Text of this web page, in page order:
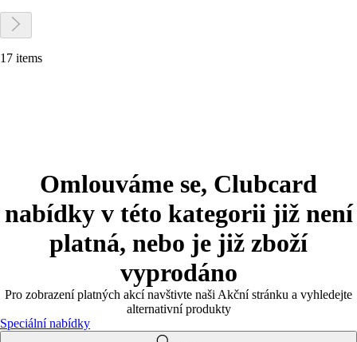
17 items
Omlouváme se, Clubcard
nabídky v této kategorii již není
platná, nebo je již zboží
vyprodáno
Pro zobrazení platných akcí navštivte naši Akční stránku a vyhledejte
alternativní produkty
Speciální nabídky